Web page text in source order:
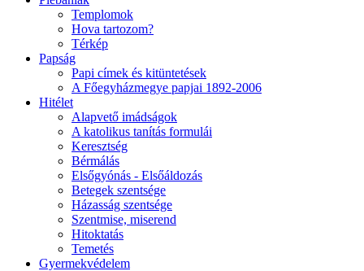
Templomok
Hova tartozom?
Térkép
Papság
Papi címek és kitüntetések
A Főegyházmegye papjai 1892-2006
Hitélet
Alapvető imádságok
A katolikus tanítás formulái
Keresztség
Bérmálás
Elsőgyónás - Elsőáldozás
Betegek szentsége
Házasság szentsége
Szentmise, miserend
Hitoktatás
Temetés
Gyermekvédelem